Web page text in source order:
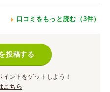
口コミをもっと読む（3件）
投稿する
イント をゲットしよう！
こちら